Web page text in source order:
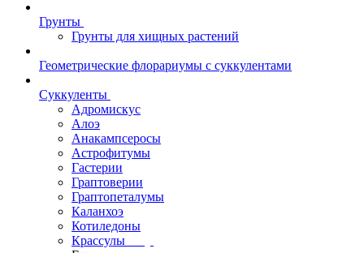
Грунты
Грунты для хищных растений
Геометрические флорариумы с суккулентами
Суккуленты
Адромискус
Алоэ
Анакампсеросы
Астрофитумы
Гастерии
Граптоверии
Граптопеталумы
Каланхоэ
Котиледоны
Крассулы